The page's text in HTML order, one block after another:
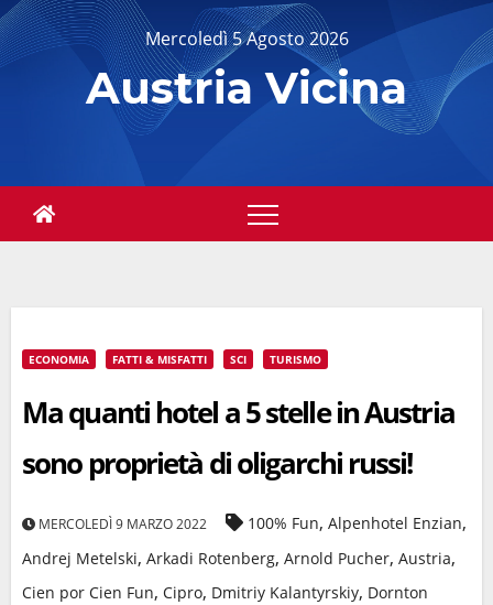
Salta
al
Mercoledì 5 Agosto 2026
Austria Vicina
ECONOMIA FATTI & MISFATTI SCI TURISMO
Ma quanti hotel a 5 stelle in Austria
sono proprietà di oligarchi russi!
MERCOLEDÌ 9 MARZO 2022 100% Fun, Alpenhotel Enzian,
Andrej Metelski, Arkadi Rotenberg, Arnold Pucher, Austria,
Cien por Cien Fun, Cipro, Dmitriy Kalantyrskiy, Dornton